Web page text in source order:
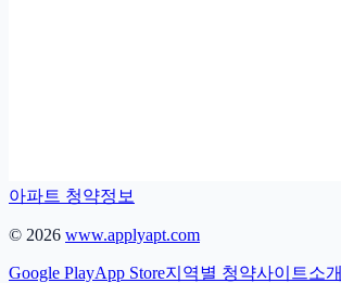
아파트 청약정보
© 2026 www.applyapt.com
Google PlayApp Store지역별 청약사이트소개